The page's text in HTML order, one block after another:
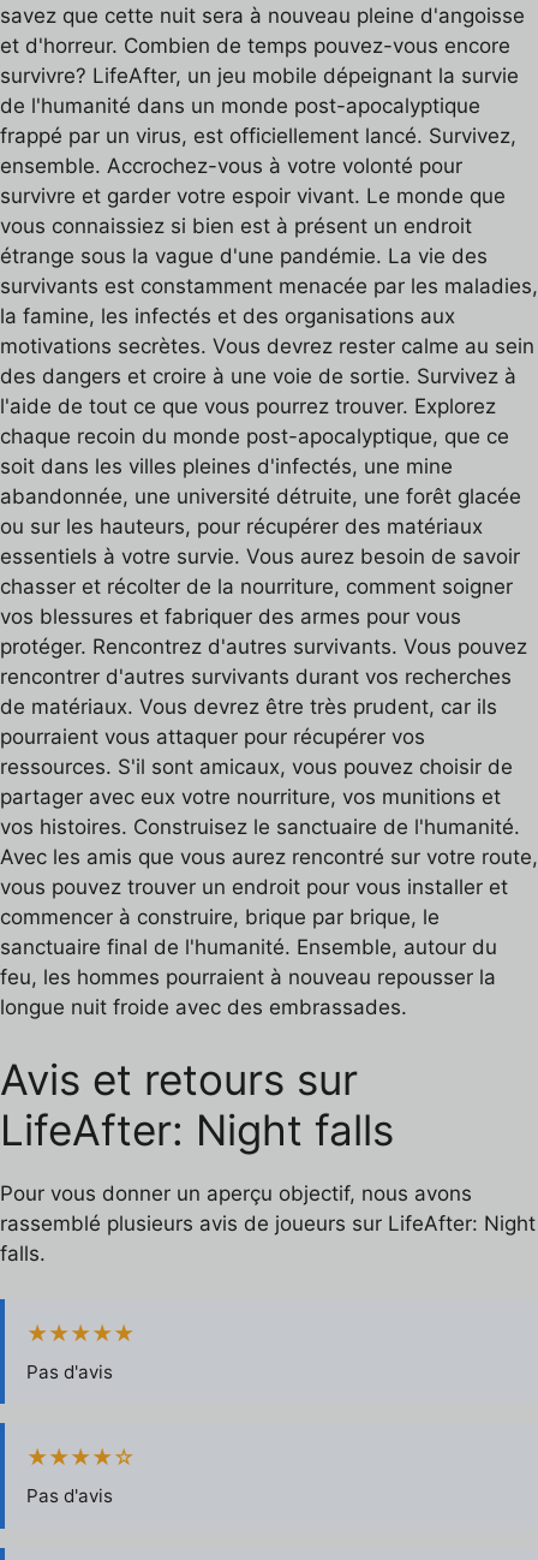
savez que cette nuit sera à nouveau pleine d'angoisse
et d'horreur. Combien de temps pouvez-vous encore
survivre? LifeAfter, un jeu mobile dépeignant la survie
de l'humanité dans un monde post-apocalyptique
frappé par un virus, est officiellement lancé. Survivez,
ensemble. Accrochez-vous à votre volonté pour
survivre et garder votre espoir vivant. Le monde que
vous connaissiez si bien est à présent un endroit
étrange sous la vague d'une pandémie. La vie des
survivants est constamment menacée par les maladies,
la famine, les infectés et des organisations aux
motivations secrètes. Vous devrez rester calme au sein
des dangers et croire à une voie de sortie. Survivez à
l'aide de tout ce que vous pourrez trouver. Explorez
chaque recoin du monde post-apocalyptique, que ce
soit dans les villes pleines d'infectés, une mine
abandonnée, une université détruite, une forêt glacée
ou sur les hauteurs, pour récupérer des matériaux
essentiels à votre survie. Vous aurez besoin de savoir
chasser et récolter de la nourriture, comment soigner
vos blessures et fabriquer des armes pour vous
protéger. Rencontrez d'autres survivants. Vous pouvez
rencontrer d'autres survivants durant vos recherches
de matériaux. Vous devrez être très prudent, car ils
pourraient vous attaquer pour récupérer vos
ressources. S'il sont amicaux, vous pouvez choisir de
partager avec eux votre nourriture, vos munitions et
vos histoires. Construisez le sanctuaire de l'humanité.
Avec les amis que vous aurez rencontré sur votre route,
vous pouvez trouver un endroit pour vous installer et
commencer à construire, brique par brique, le
sanctuaire final de l'humanité. Ensemble, autour du
feu, les hommes pourraient à nouveau repousser la
longue nuit froide avec des embrassades.
Avis et retours sur
LifeAfter: Night falls
Pour vous donner un aperçu objectif, nous avons
rassemblé plusieurs avis de joueurs sur LifeAfter: Night
falls.
★★★★★
Pas d'avis
★★★★☆
Pas d'avis